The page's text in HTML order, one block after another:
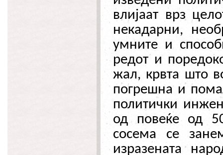
влијаат врз
некадарни,
умните и
редот и
жал, крвта што
погрешна и
политички
од повеќе од
сосема се
изразената